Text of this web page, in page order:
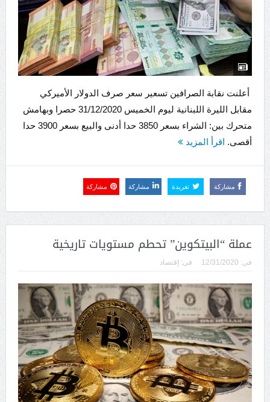
أعلنت نقابة الصرافين تسعير سعر صرف الدولار الأميركي
مقابل الليرة اللبنانية ليوم الخميس 31/12/2020 حصرا وبهامش
متحرك بين: الشراء بسعر 3850 حدا أدنى والبيع بسعر 3900 حدا
أقصى. اقرأ المزيد
مشاركة تغريدة مشاركة مشاركة
عملة “البيتكوين” تحطم مستويات تاريخية
فى: 12/31/2020 فى: إقتصاد